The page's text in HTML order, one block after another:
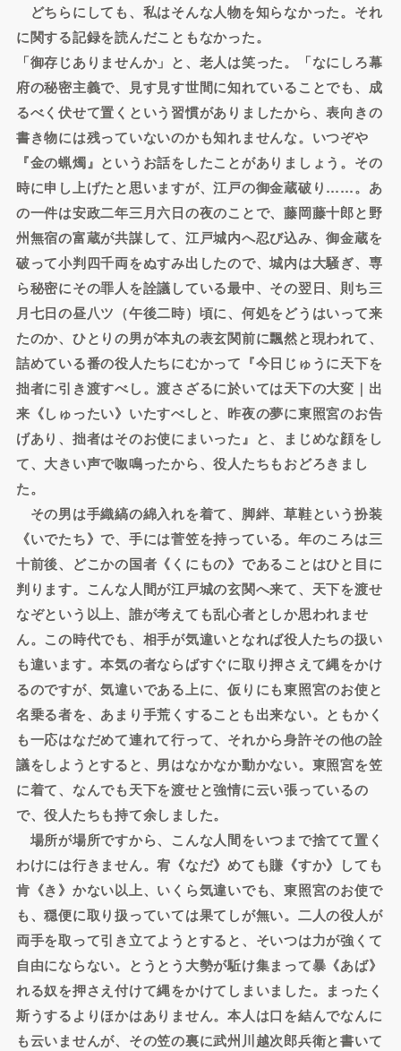
どちらにしても、私はそんな人物を知らなかった。それ
に関する記録を読んだこともなかった。
「御存じありませんか」と、老人は笑った。「なにしろ幕
府の秘密主義で、見す見す世間に知れていることでも、成
るべく伏せて置くという習慣がありましたから、表向きの
書き物には残っていないのかも知れませんな。いつぞや
『金の蝋燭』というお話をしたことがありましょう。その
時に申し上げたと思いますが、江戸の御金蔵破り……。あ
の一件は安政二年三月六日の夜のことで、藤岡藤十郎と野
州無宿の富蔵が共謀して、江戸城内へ忍び込み、御金蔵を
破って小判四千両をぬすみ出したので、城内は大騒ぎ、専
ら秘密にその罪人を詮議している最中、その翌日、則ち三
月七日の昼八ツ（午後二時）頃に、何処をどうはいって来
たのか、ひとりの男が本丸の表玄関前に飄然と現われて、
詰めている番の役人たちにむかって『今日じゅうに天下を
拙者に引き渡すべし。渡さざるに於いては天下の大変｜出
来《しゅったい》いたすべしと、昨夜の夢に東照宮のお告
げあり、拙者はそのお使にまいった』と、まじめな顔をし
て、大きい声で呶鳴ったから、役人たちもおどろきまし
た。
その男は手織縞の綿入れを着て、脚絆、草鞋という扮装
《いでたち》で、手には菅笠を持っている。年のころは三
十前後、どこかの国者《くにもの》であることはひと目に
判ります。こんな人間が江戸城の玄関へ来て、天下を渡せ
なぞという以上、誰が考えても乱心者としか思われませ
ん。この時代でも、相手が気違いとなれば役人たちの扱い
も違います。本気の者ならばすぐに取り押さえて縄をかけ
るのですが、気違いである上に、仮りにも東照宮のお使と
名乗る者を、あまり手荒くすることも出来ない。ともかく
も一応はなだめて連れて行って、それから身許その他の詮
議をしようとすると、男はなかなか動かない。東照宮を笠
に着て、なんでも天下を渡せと強情に云い張っているの
で、役人たちも持て余しました。
場所が場所ですから、こんな人間をいつまで捨てて置く
わけには行きません。宥《なだ》めても賺《すか》しても
肯《き》かない以上、いくら気違いでも、東照宮のお使で
も、穏便に取り扱っていては果てしが無い。二人の役人が
両手を取って引き立てようとすると、そいつは力が強くて
自由にならない。とうとう大勢が駈け集まって暴《あば》
れる奴を押さえ付けて縄をかけてしまいました。まったく
斯うするよりほかはありません。本人は口を結んでなんに
も云いませんが、その笠の裏に武州川越次郎兵衛と書いて